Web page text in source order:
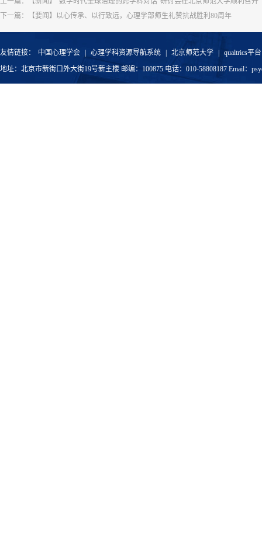
下一篇：
【要闻】以心传承、以行致远，心理学部师生礼赞抗战胜利80周年
友情链接： 中国心理学会 心理学科资源导航系统 北京师范大学
qualtrics平台
地址：北京市新街口外大街19号新主楼 邮编：100875 电话：010-58808187 Email：